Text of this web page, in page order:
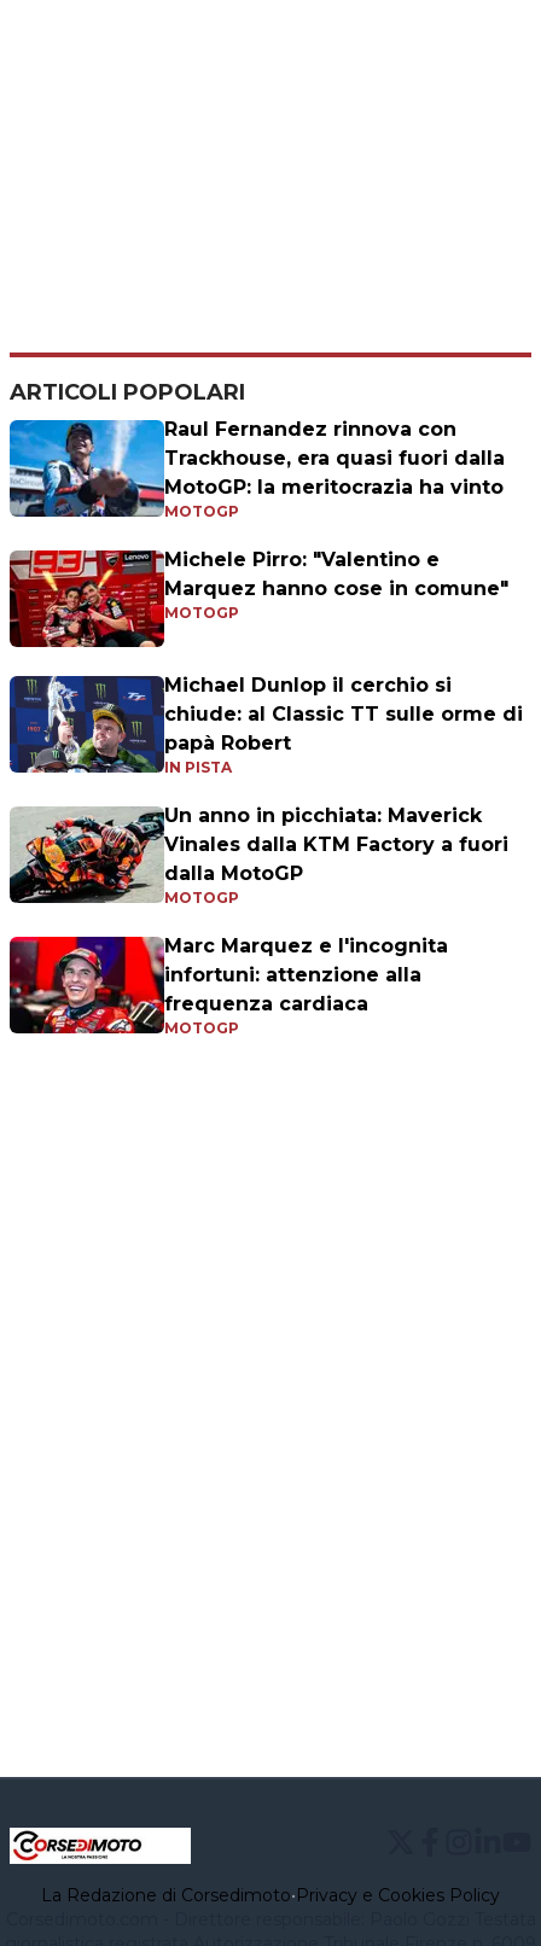
ARTICOLI POPOLARI
Raul Fernandez rinnova con
Trackhouse, era quasi fuori dalla
MotoGP: la meritocrazia ha vinto
MOTOGP
Michele Pirro: "Valentino e
Marquez hanno cose in comune"
MOTOGP
Michael Dunlop il cerchio si
chiude: al Classic TT sulle orme di
papà Robert
IN PISTA
Un anno in picchiata: Maverick
Vinales dalla KTM Factory a fuori
dalla MotoGP
MOTOGP
Marc Marquez e l'incognita
infortuni: attenzione alla
frequenza cardiaca
MOTOGP
La Redazione di Corsedimoto•Privacy e Cookies Policy